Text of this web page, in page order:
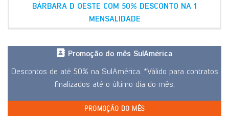
BÁRBARA D OESTE COM 50% DESCONTO NA 1
MENSALIDADE
Promoção do mês SulAmérica
Descontos de até 50% na SulAmérica. *Válido para contratos
finalizados até o último dia do mês.
PROMOÇÃO DO MÊS